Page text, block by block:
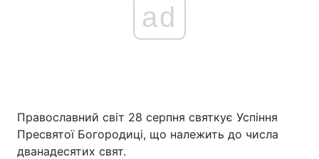
ad
Православний світ 28 серпня святкує Успіння
Пресвятої Богородиці, що належить до числа
дванадесятих свят.